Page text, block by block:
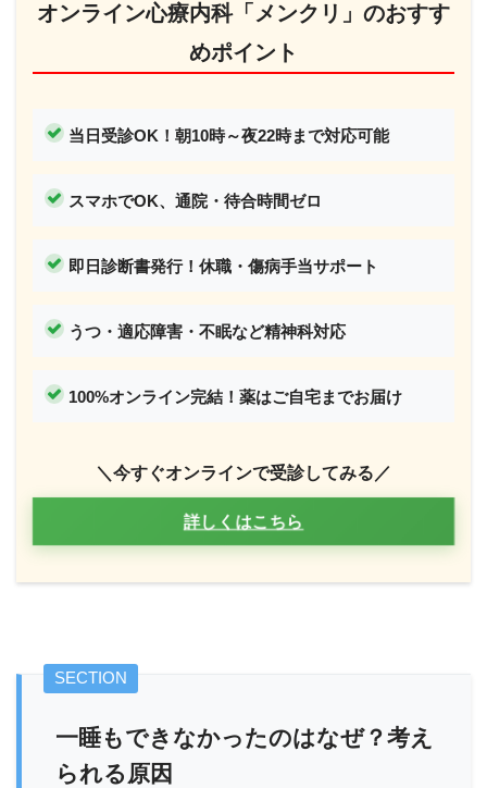
オンライン心療内科「メンクリ」のおすす
めポイント
当日受診OK！ 朝10時～夜22時まで対応可能
スマホでOK、通院・待合時間ゼロ
即日診断書発行！休職・傷病手当サポート
うつ・適応障害・不眠など精神科対応
100%オンライン完結！薬はご自宅までお届け
＼今すぐオンラインで受診してみる／
詳しくはこちら
一睡もできなかったのはなぜ？考え
られる原因